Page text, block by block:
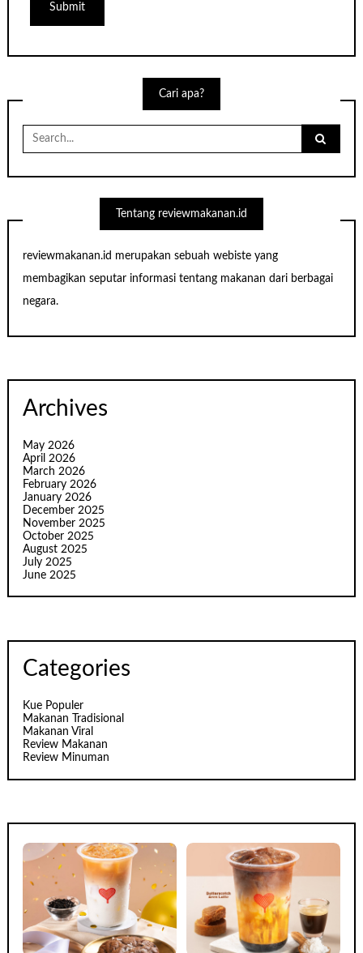
Cari apa?
for:
Tentang reviewmakanan.id
reviewmakanan.id merupakan sebuah webiste yang
membagikan seputar informasi tentang makanan dari berbagai
negara.
Archives
May 2026
April 2026
March 2026
February 2026
January 2026
December 2025
November 2025
October 2025
August 2025
July 2025
June 2025
Categories
Kue Populer
Makanan Tradisional
Makanan Viral
Review Makanan
Review Minuman